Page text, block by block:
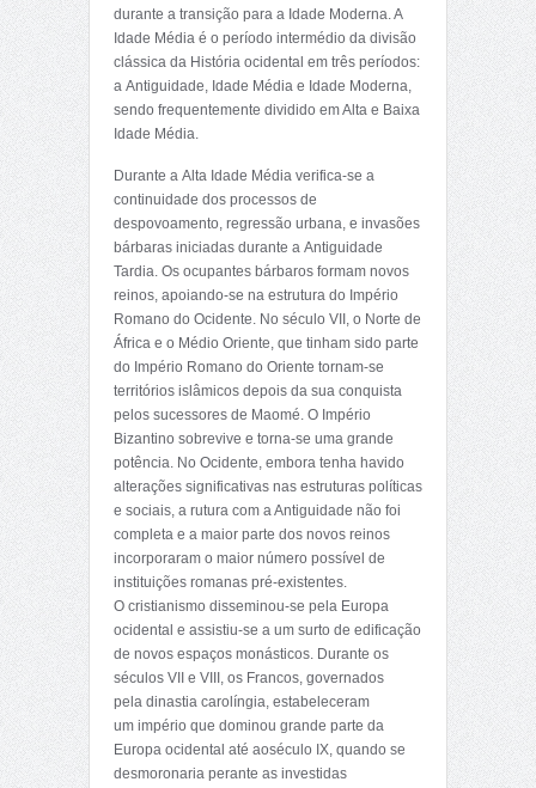
durante a transição para a Idade Moderna. A
Idade Média é o período intermédio da divisão
clássica da História ocidental em três períodos:
a Antiguidade, Idade Média e Idade Moderna,
sendo frequentemente dividido em Alta e Baixa
Idade Média.
Durante a Alta Idade Média verifica-se a
continuidade dos processos de
despovoamento, regressão urbana, e invasões
bárbaras iniciadas durante a Antiguidade
Tardia. Os ocupantes bárbaros formam novos
reinos, apoiando-se na estrutura do Império
Romano do Ocidente. No século VII , o Norte de
África e o Médio Oriente, que tinham sido parte
do Império Romano do Oriente tornam-se
territórios islâmicos depois da sua conquista
pelos sucessores de Maomé. O Império
Bizantino sobrevive e torna-se uma grande
potência. No Ocidente, embora tenha havido
alterações significativas nas estruturas políticas
e sociais, a rutura com a Antiguidade não foi
completa e a maior parte dos novos reinos
incorporaram o maior número possível de
instituições romanas pré-existentes.
O cristianismo disseminou-se pela Europa
ocidental e assistiu-se a um surto de edificação
de novos espaços monásticos. Durante os
séculos VII e VIII, os Francos, governados
pela dinastia carolíngia, estabeleceram
um império que dominou grande parte da
Europa ocidental até aoséculo IX, quando se
desmoronaria perante as investidas